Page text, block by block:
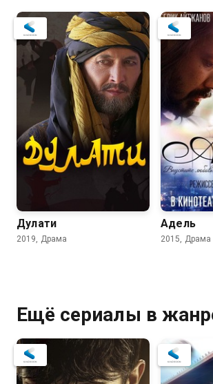
Дулати
2019, Драма
Адель
2015, Драма
Ещё сериалы в